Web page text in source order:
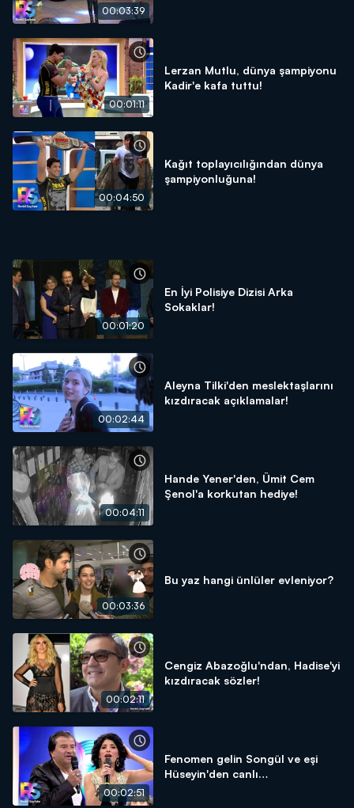
00:03:39
00:01:11
Lerzan Mutlu, dünya şampiyonu
Kadir'e kafa tuttu!
00:04:50
Kağıt toplayıcılığından dünya
şampiyonluğuna!
00:01:20
En İyi Polisiye Dizisi Arka
Sokaklar!
00:02:44
Aleyna Tilki'den meslektaşlarını
kızdıracak açıklamalar!
00:04:11
Hande Yener'den, Ümit Cem
Şenol'a korkutan hediye!
00:03:36
Bu yaz hangi ünlüler evleniyor?
00:02:11
Cengiz Abazoğlu'ndan, Hadise'yi
kızdıracak sözler!
00:02:51
Fenomen gelin Songül ve eşi
Hüseyin'den canlı